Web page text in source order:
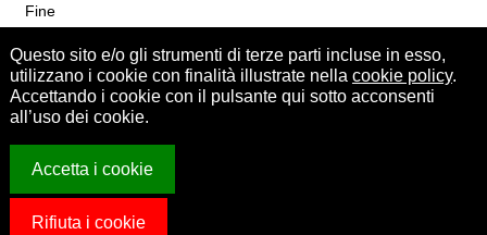
Questo sito e/o gli strumenti di terze parti incluse in esso,
utilizzano i cookie con finalità illustrate nella cookie policy.
Accettando i cookie con il pulsante qui sotto acconsenti
all’uso dei cookie.
Accetta i cookie
Rifiuta i cookie
Fine
Polivalente di Casalpalocco - Codice fiscale 05580390580.